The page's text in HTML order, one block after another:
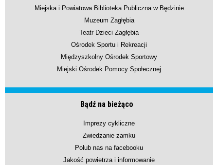
Miejska i Powiatowa Biblioteka Publiczna w Będzinie
Muzeum Zagłębia
Teatr Dzieci Zagłębia
Ośrodek Sportu i Rekreacji
Międzyszkolny Ośrodek Sportowy
Miejski Ośrodek Pomocy Społecznej
Bądź na bieżąco
Imprezy cykliczne
Zwiedzanie zamku
Polub nas na facebooku
Jakość powietrza i informowanie